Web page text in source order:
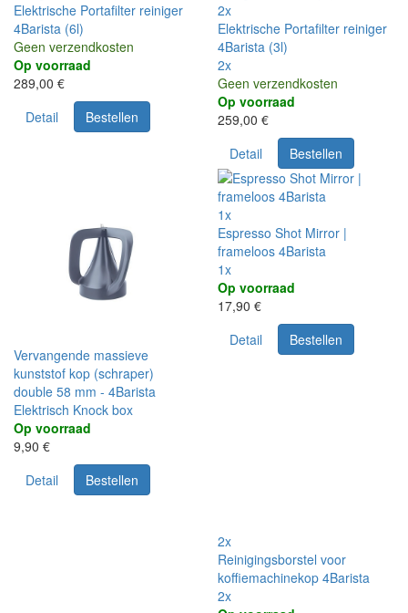
Elektrische Portafilter reiniger
4Barista (6l)
Geen verzendkosten
Op voorraad
289,00 €
Detail
Bestellen
2x
Elektrische Portafilter reiniger
4Barista (3l)
2x
Geen verzendkosten
Op voorraad
259,00 €
Detail
Bestellen
Vervangende massieve
kunststof kop (schraper)
double 58 mm - 4Barista
Elektrisch Knock box
Op voorraad
9,90 €
Detail
Bestellen
1x
Espresso Shot Mirror |
frameloos 4Barista
1x
Op voorraad
17,90 €
Detail
Bestellen
2x
Reinigingsborstel voor
koffiemachinekop 4Barista
2x